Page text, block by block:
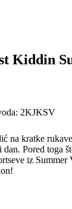
Kiddin
2KJKSV
na kratke
Pored toga
iz